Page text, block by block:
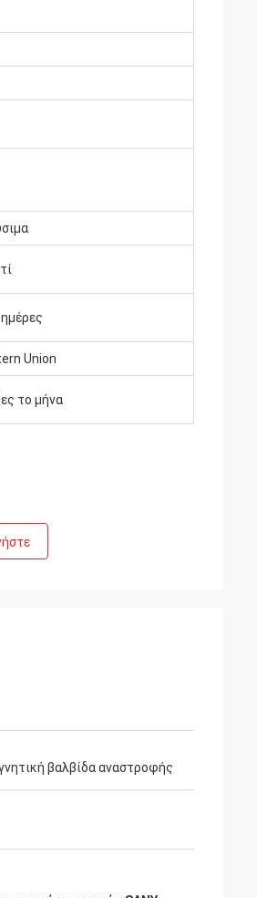
Union
το μήνα
βαλβίδα αναστροφής